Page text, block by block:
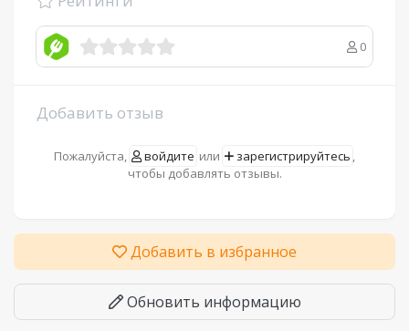
0
Добавить отзыв
Пожалуйста, войдите или зарегистрируйтесь ,
чтобы добавлять отзывы.
Добавить в избранное
Обновить информацию